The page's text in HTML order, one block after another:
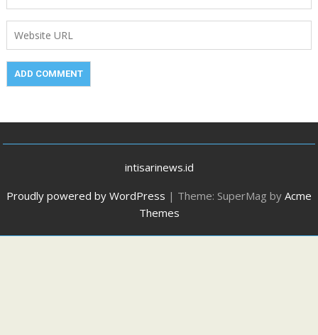
intisarinews.id
Proudly powered by WordPress | Theme: SuperMag by Acme
Themes